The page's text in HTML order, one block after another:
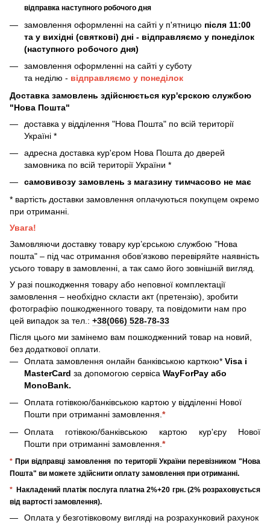
відправка наступного робочого дня
замовлення оформленні на сайті у п'ятницю після 11:00
та у вихідні (святкові) дні - відправляємо у понеділок
(наступного робочого дня)
замовлення оформленні на сайті у суботу
та неділю - відправляємо у понеділок
Доставка замовлень здійснюється кур'єрскою службою
"Нова Пошта"
доставка у відділення "Нова Пошта" по всій території
Україні *
адресна доставка кур'єром Нова Пошта до дверей
замовника по всій території України *
самовивозу замовлень з магазину тимчасово не має
* вартість доставки замовлення оплачуються покупцем окремо
при отриманні.
Увага!
Замовляючи доставку товару кур’єрською службою "Нова
пошта" – під час отримання обов’язково перевіряйте наявність
усього товару в замовленні, а так само його зовнішній вигляд.
У разі пошкодження товару або неповної комплектації
замовлення – необхідно скласти акт (претензію), зробити
фотографію пошкодженного товару, та повідомити нам про
цей випадок за тел.: +38(066) 528-78-33
Після цього ми замінемо вам пошкодженний товар на новий,
без додаткової оплати.
Оплата замовлення онлайн банківською карткою* Visa і
MasterCard за допомогою сервіса WayForPay або
MonoBank.
Оплата готівкою/банківською картою у відділенні Нової
Пошти при отриманні замовлення. *
Оплата готівкою/банківською картою кур'єру Нової
Пошти при отриманні замовлення. *
* При відправці замовлення по території України перевізником "Нова
Пошта" ви можете здійснити оплату замовлення при отриманні.
* Накладений платіж послуга платна 2%+20 грн. (2% розраховується
від вартості замовлення).
Оплата у безготівковому вигляді на розрахунковий рахунок